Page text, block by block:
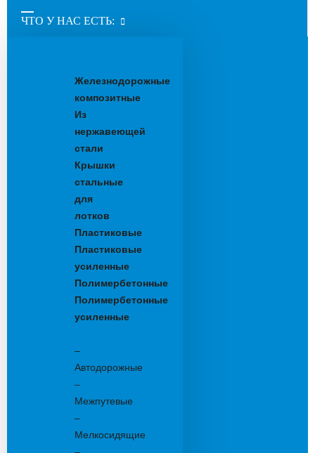
ЧТО У НАС ЕСТЬ:
Железнодорожные
композитные
Из
нержавеющей
стали
Крышки
стальные
для
лотков
Пластиковые
Пластиковые
усиленные
Полимербетонные
Полимербетонные
усиленные
–
Автодорожные
–
Межпутевые
–
Мелкосидящие